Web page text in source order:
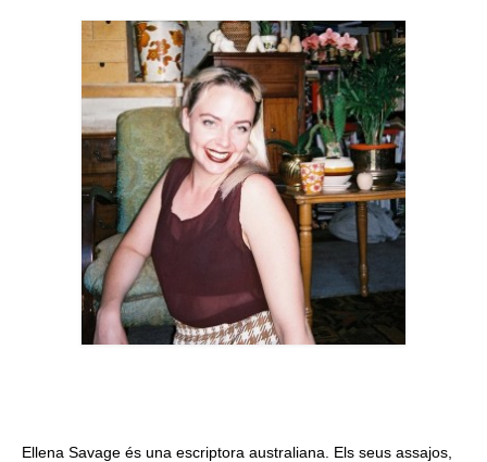
Queda’t amb nosaltres
Arxiu
Contacte
Idioma:
Ellena Savage és una escriptora australiana. Els seus assajos,